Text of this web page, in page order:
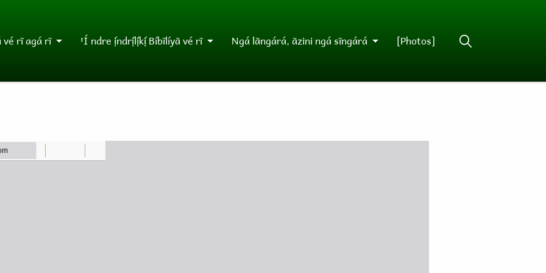
vé rĩ agá rĩ ꞌÍ ndre ị́ndrị́lị́kị́ Bíbĩlíyã vé rĩ Ngá lãngárá, ãzini ngá sĩngárá
[Photos]